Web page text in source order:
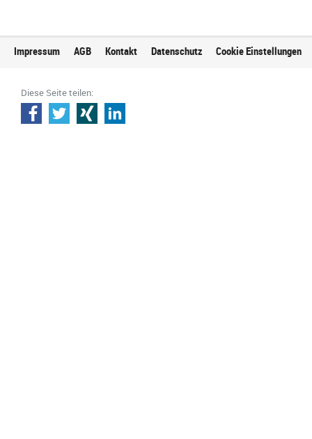
Impressum AGB Kontakt Datenschutz Cookie Einstellungen
Diese Seite teilen: